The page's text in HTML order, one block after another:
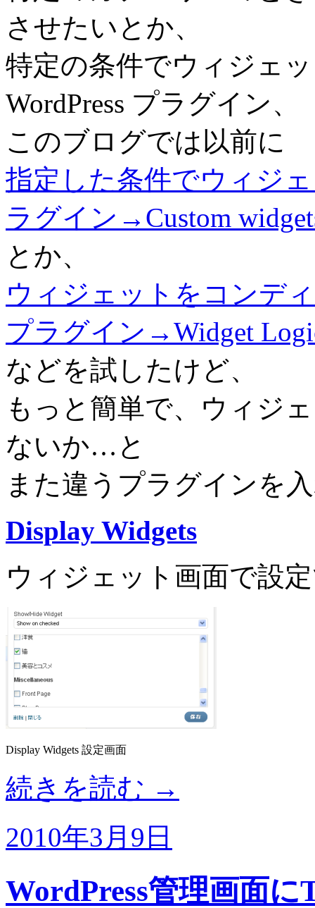
させたいとか、
特定の条件でウィジェ
WordPress プラグイン、
このブログでは以前に
指定した条件でウィジ
ラグイン→Custom
とか、
ウィジェットをコンデ
プラグイン→Widget
などを試したけど、
もっと簡単で、ウィジ
ないか…と
また違うプラグインを
Display Widgets
ウィジェット画面で設
Display Widgets 設定画面
続きを読む →
2010年3月9日
WordPress管理画面